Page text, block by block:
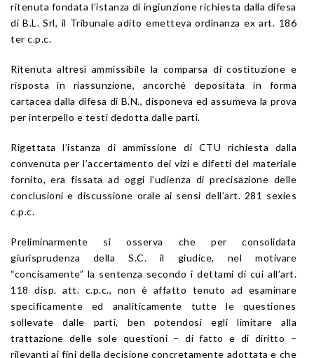
ritenuta fondata l’istanza di ingiunzione richiesta dalla difesa
di B.L. Srl, il Tribunale adito emetteva ordinanza ex art. 186
ter c.p.c.
Ritenuta altresì ammissibile la comparsa di costituzione e
risposta in riassunzione, ancorché depositata in forma
cartacea dalla difesa di B.N., disponeva ed assumeva la prova
per interpello e testi dedotta dalle parti.
Rigettata l’istanza di ammissione di CTU richiesta dalla
convenuta per l’accertamento dei vizi e difetti del materiale
fornito, era fissata ad oggi l’udienza di precisazione delle
conclusioni e discussione orale ai sensi dell’art. 281 sexies
c.p.c.
Preliminarmente si osserva che per consolidata
giurisprudenza della S.C. il giudice, nel motivare
“concisamente” la sentenza secondo i dettami di cui all’art.
118 disp. att. c.p.c., non è affatto tenuto ad esaminare
specificamente ed analiticamente tutte le questiones
sollevate dalle parti, ben potendosi egli limitare alla
trattazione delle sole questioni – di fatto e di diritto –
rilevanti ai fini della decisione concretamente adottata e che